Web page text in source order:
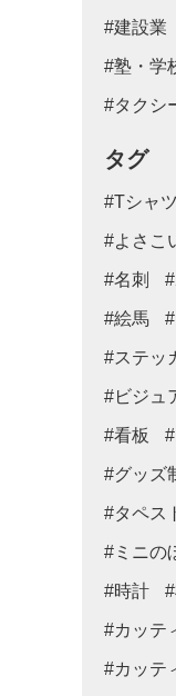
#建設業
#塾・学
#タクシ
タグ
#Tシャツ
#よさこ
#名刺
#絵馬
#ステッ
#ビジュ
#看板
#グッズ
#タペス
#ミニの
#時計
#カッテ
#カッテ